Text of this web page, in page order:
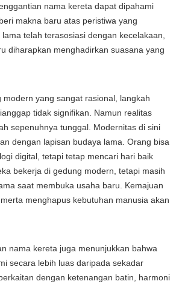
nama kereta dapat dipahami
makna baru atas peristiwa yang
telah terasosiasi dengan kecelakaan,
diharapkan menghadirkan suasana yang
modern yang sangat rasional, langkah
tidak signifikan. Namun realitas
sepenuhnya tunggal. Modernitas di sini
dengan lapisan budaya lama. Orang bisa
digital, tetapi tetap mencari hari baik
bekerja di gedung modern, tetapi masih
saat membuka usaha baru. Kemajuan
menghapus kebutuhan manusia akan
nama kereta juga menunjukkan bahwa
secara lebih luas daripada sekadar
dengan ketenangan batin, harmoni